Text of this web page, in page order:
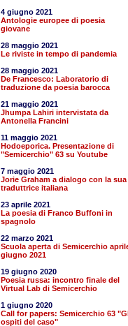
4 giugno 2021
Antologie europee di poesia
giovane
28 maggio 2021
Le riviste in tempo di pandemia
28 maggio 2021
De Francesco: Laboratorio di
traduzione da poesia barocca
21 maggio 2021
Jhumpa Lahiri intervistata da
Antonella Francini
11 maggio 2021
Hodoeporica. Presentazione di
"Semicerchio" 63 su Youtube
7 maggio 2021
Jorie Graham a dialogo con la sua
traduttrice italiana
23 aprile 2021
La poesia di Franco Buffoni in
spagnolo
22 marzo 2021
Scuola aperta di Semicerchio
giugno 2021
19 giugno 2020
Poesia russa: incontro finale del
Virtual Lab di Semicerchio
1 giugno 2020
Call for papers: Semicerchio 63
ospiti del caso"